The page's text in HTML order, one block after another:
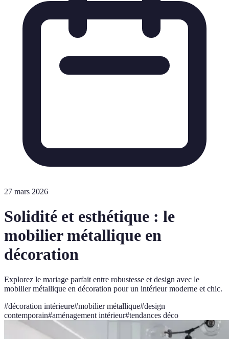
27 mars 2026
Solidité et esthétique : le
mobilier métallique en
décoration
Explorez le mariage parfait entre robustesse et design avec le
mobilier métallique en décoration pour un intérieur moderne et chic.
#décoration intérieure#mobilier métallique#design
contemporain#aménagement intérieur#tendances déco